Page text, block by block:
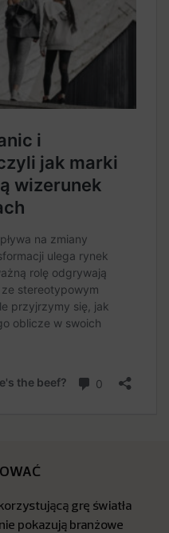
grę światła
pokazują branżowe